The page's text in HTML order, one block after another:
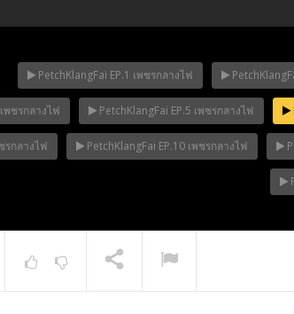
Mani Nakha Ep.14
PetchKlangFai EP.1 เพชรกลางไฟ
พชรกลางไฟ PetchKlangFai EP.5 เพชรกลางไฟ
รกลางไฟ PetchKlangFai EP.10 เพชรกลางไฟ